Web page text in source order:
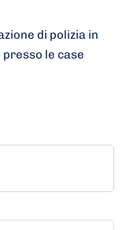
di polizia in
le case